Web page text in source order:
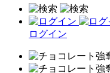
ログイン